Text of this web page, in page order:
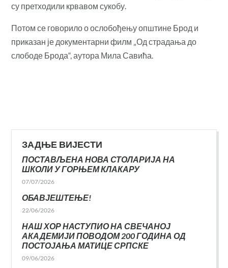
су претходили крвавом сукобу.
Потом се говорило о ослобођењу општине Брод и
приказан је документарни филм „Од страдања до
слободе Брода“, аутора Мила Савића.
ЗАДЊЕ ВИЈЕСТИ
ПОСТАВЉЕНА НОВА СТОЛАРИЈА НА
ШКОЛИ У ГОРЊЕМ КЛАКАРУ
07/07/2026
ОБАВЈЕШТЕЊЕ!
22/06/2026
НАШ ХОР НАСТУПИО НА СВЕЧАНОЈ
АКАДЕМИЈИ ПОВОДОМ 200 ГОДИНА ОД
ПОСТОЈАЊА МАТИЦЕ СРПСКЕ
09/06/2026